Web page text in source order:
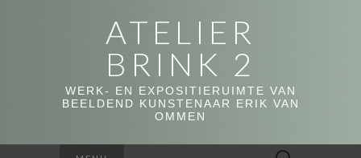
ATELIER
BRINK 2
WERK- EN EXPOSITIERUIMTE VAN
BEELDEND KUNSTENAAR ERIK VAN
OMMEN
Zoeken